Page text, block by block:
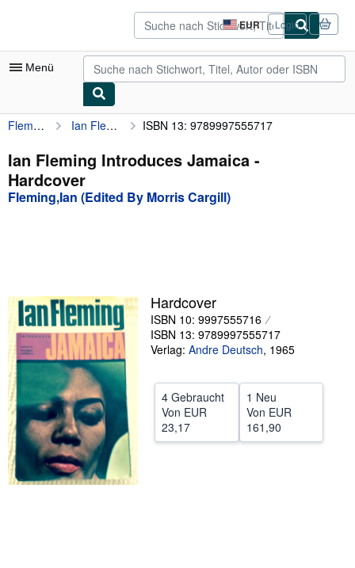
EUR
Seite
der
Einkaufseinstellungen.
Login
Menü
Nutzerkonto
Meine Bestellungen
Detailsuche
Sammlungen
Verkäufer
Verkäufer werden
Hilfe
Fleming,Ian (Edited By Morris Cargill) Ian Fleming Introduces Jamaica ISBN 13: 9789997555717
Ian Fleming Introduces Jamaica -
Hardcover
Fleming,Ian (Edited By Morris Cargill)
Hardcover
ISBN 10: 9997555716
ISBN 13: 9789997555717
Verlag: Andre Deutsch, 1965
4 Gebraucht
Von EUR
23,17
1 Neu
Von EUR
161,90